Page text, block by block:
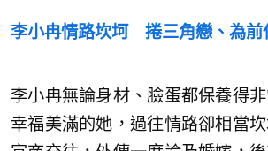
李小冉情路坎坷 捲三角戀、為前
李小冉無論身材、臉蛋都保養得
幸福美滿的她，過往情路卻相當